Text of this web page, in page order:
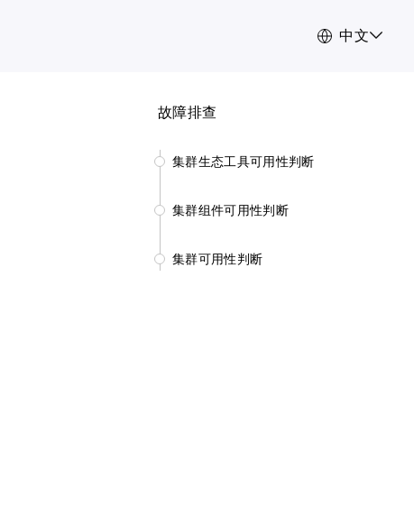
中文
故障排查
集群生态工具可用性判断
集群组件可用性判断
集群可用性判断